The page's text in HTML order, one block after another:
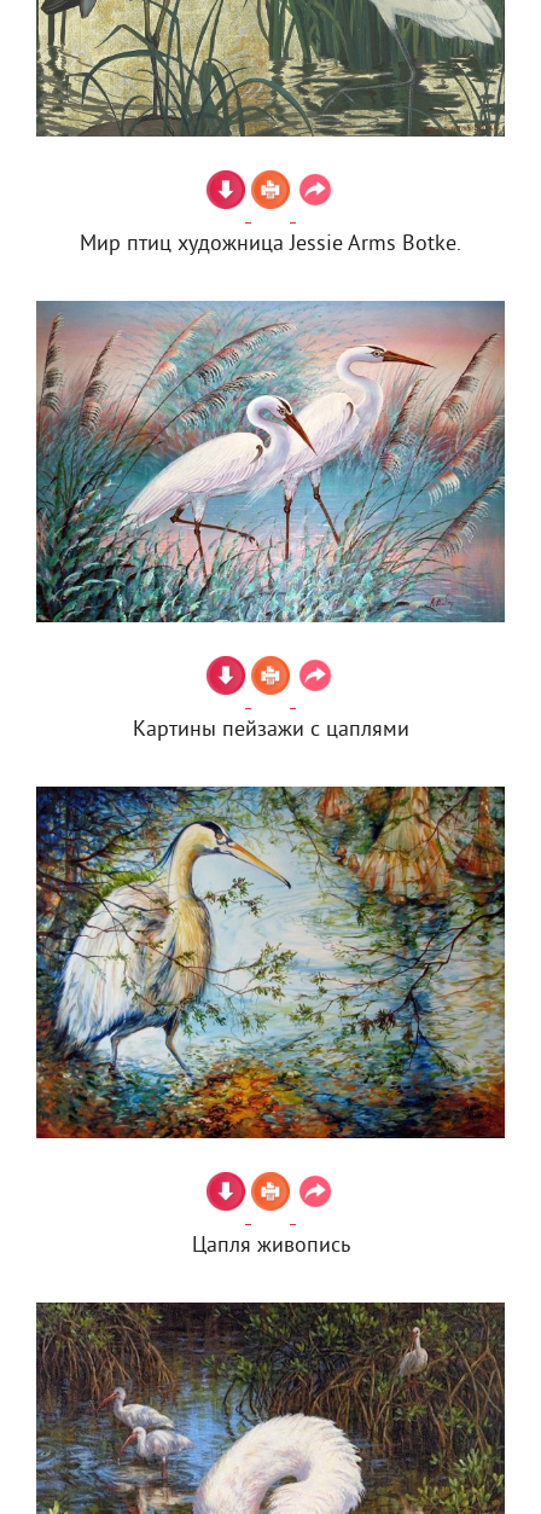
Мир птиц художница Jessie Arms Botke.
Картины пейзажи с цаплями
Цапля живопись